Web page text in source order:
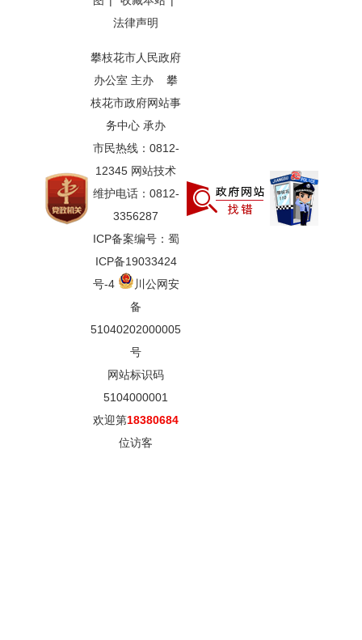
法律声明
攀枝花市人民政府
办公室 主办 攀
枝花市政府网站事
务中心 承办
市民热线：0812-
12345 网站技术
维护电话：0812-
3356287
ICP备案编号：蜀
ICP备19033424
号-4
川公网安
备
51040202000005
号
网站标识码
5104000001
欢迎第18380684
位访客